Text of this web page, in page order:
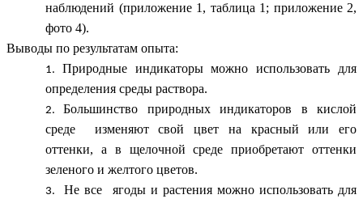
наблюдений (приложение 1, таблица 1; приложение 2,
фото 4).
Выводы по результатам опыта:
Природные индикаторы можно использовать для
определения среды раствора.
Большинство природных индикаторов в кислой
среде изменяют свой цвет на красный или его
оттенки, а в щелочной среде приобретают оттенки
зеленого и желтого цветов.
Не все ягоды и растения можно использовать для